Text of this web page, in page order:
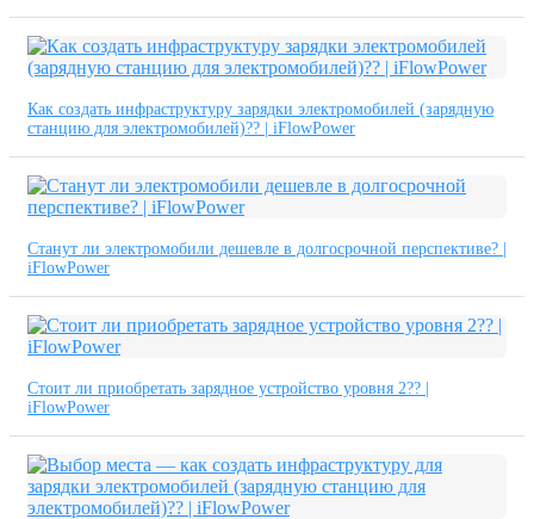
Как создать инфраструктуру зарядки электромобилей (зарядную
станцию ​​для электромобилей)?? | iFlowPower
Станут ли электромобили дешевле в долгосрочной перспективе? |
iFlowPower
Стоит ли приобретать зарядное устройство уровня 2?? |
iFlowPower